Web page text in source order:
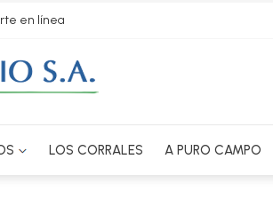
en línea
LOS CORRALES A PURO CAMPO